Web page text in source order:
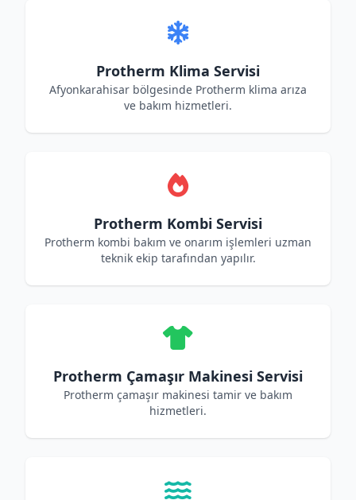
Protherm Klima Servisi
Afyonkarahisar bölgesinde Protherm klima arıza
ve bakım hizmetleri.
Protherm Kombi Servisi
Protherm kombi bakım ve onarım işlemleri uzman
teknik ekip tarafından yapılır.
Protherm Çamaşır Makinesi Servisi
Protherm çamaşır makinesi tamir ve bakım
hizmetleri.